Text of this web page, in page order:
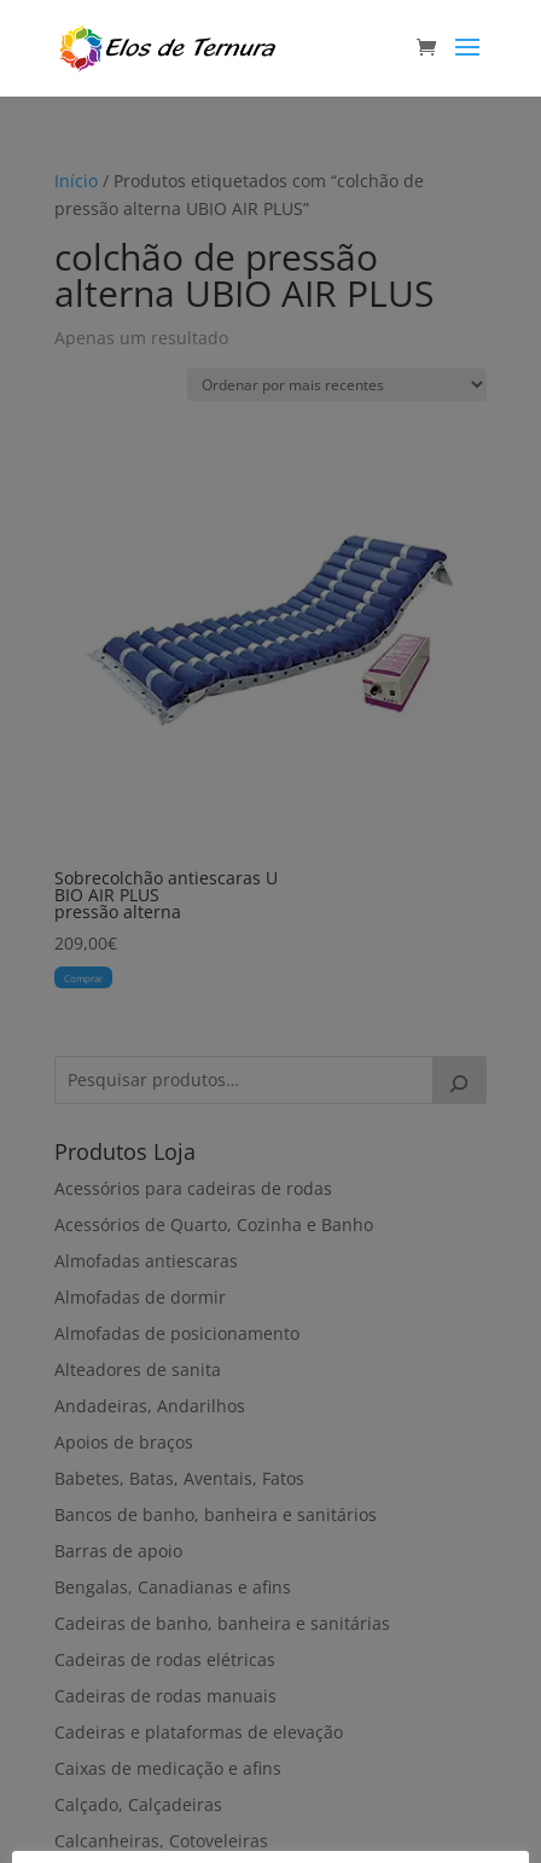
Início/ Produtos etiquetados com “colchão de
pressão alterna UBIO AIR PLUS”
colchão de pressão
alterna UBIO AIR PLUS
Apenas um resultado
Sobrecolchão antiescaras U
BIO AIR PLUS
pressão alterna
209,00€
Comprar
Produtos Loja
Acessórios para cadeiras de rodas
Acessórios de Quarto, Cozinha e Banho
Almofadas antiescaras
Almofadas de dormir
Almofadas de posicionamento
Alteadores de sanita
Andadeiras, Andarilhos
Apoios de braços
Babetes, Batas, Aventais, Fatos
Bancos de banho, banheira e sanitários
Barras de apoio
Bengalas, Canadianas e afins
Cadeiras de banho, banheira e sanitárias
Cadeiras de rodas elétricas
Cadeiras de rodas manuais
Cadeiras e plataformas de elevação
Caixas de medicação e afins
Calçado, Calçadeiras
Calcanheiras, Cotoveleiras